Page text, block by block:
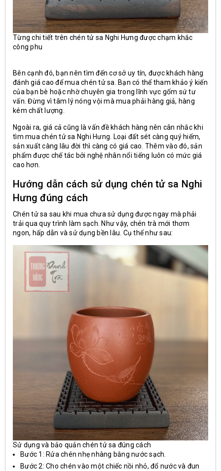
Từng chi tiết trên chén tử sa Nghi Hưng được chạm khắc
công phu
Bên cạnh đó, bạn nên tìm đến cơ sở uy tín, được khách hàng
đánh giá cao để mua chén tử sa. Bạn có thể tham khảo ý kiến
của bạn bè hoặc nhờ chuyên gia trong lĩnh vực gốm sứ tư
vấn. Đừng vì tâm lý nóng vội mà mua phải hàng giả, hàng
kém chất lượng.
Ngoài ra, giá cả cũng là vấn đề khách hàng nên cân nhắc khi
tìm mua chén tử sa Nghi Hưng. Loại đất sét càng quý hiếm,
sản xuất càng lâu đời thì càng có giá cao. Thêm vào đó, sản
phẩm được chế tác bởi nghệ nhân nổi tiếng luôn có mức giá
cao hơn.
Hướng dẫn cách sử dụng chén tử sa Nghi
Hưng đúng cách
Chén tử sa sau khi mua chưa sử dụng được ngay mà phải
trải qua quy trình làm sạch. Như vậy, chén trà mới thơm
ngon, hấp dẫn và sử dụng bền lâu. Cụ thể như sau:
Sử dụng và bảo quản chén tử sa đúng cách
Bước 1: Rửa chén nhẹ nhàng bằng nước sạch.
Bước 2: Cho chén vào một chiếc nồi nhỏ, đổ nước và đun